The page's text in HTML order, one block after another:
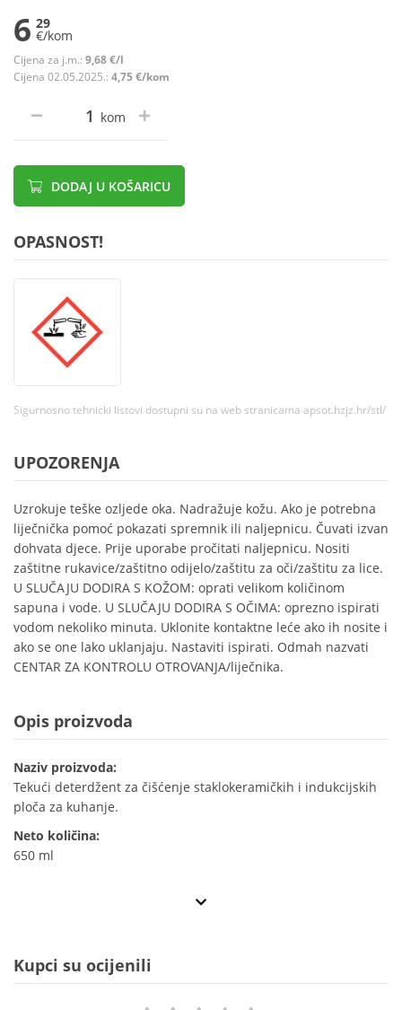
6 29
€/kom
Cijena za j.m.: 9,68 €/l
Cijena 02.05.2025.: 4,75 €/kom
kom
DODAJ U KOŠARICU
OPASNOST!
Sigurnosno tehnicki listovi dostupni su na web stranicama apsot.hzjz.hr/stl/
UPOZORENJA
Uzrokuje teške ozljede oka. Nadražuje kožu. Ako je potrebna
liječnička pomoć pokazati spremnik ili naljepnicu. Čuvati izvan
dohvata djece. Prije uporabe pročitati naljepnicu. Nositi
zaštitne rukavice/zaštitno odijelo/zaštitu za oči/zaštitu za lice.
U SLUČAJU DODIRA S KOŽOM: oprati velikom količinom
sapuna i vode. U SLUČAJU DODIRA S OČIMA: oprezno ispirati
vodom nekoliko minuta. Uklonite kontaktne leće ako ih nosite i
ako se one lako uklanjaju. Nastaviti ispirati. Odmah nazvati
CENTAR ZA KONTROLU OTROVANJA/liječnika.
Opis proizvoda
Naziv proizvoda:
Tekući deterdžent za čišćenje staklokeramičkih i indukcijskih
ploča za kuhanje.
Neto količina:
650 ml
Kupci su ocijenili